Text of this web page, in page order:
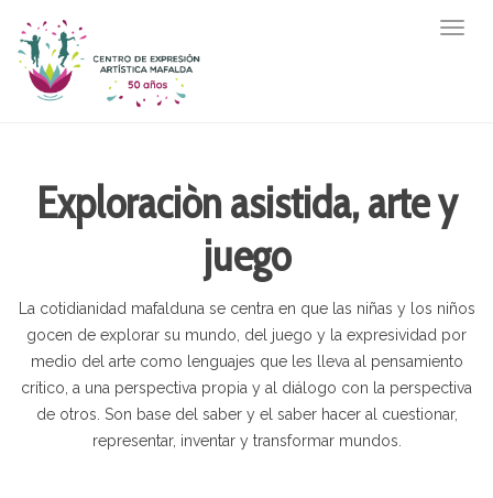
Exploraciòn asistida, arte y
juego
La cotidianidad mafalduna se centra en que las niñas y los niños
gocen de explorar su mundo, del juego y la expresividad por
medio del arte como lenguajes que les lleva al pensamiento
crítico, a una perspectiva propia y al diálogo con la perspectiva
de otros. Son base del saber y el saber hacer al cuestionar,
representar, inventar y transformar mundos.